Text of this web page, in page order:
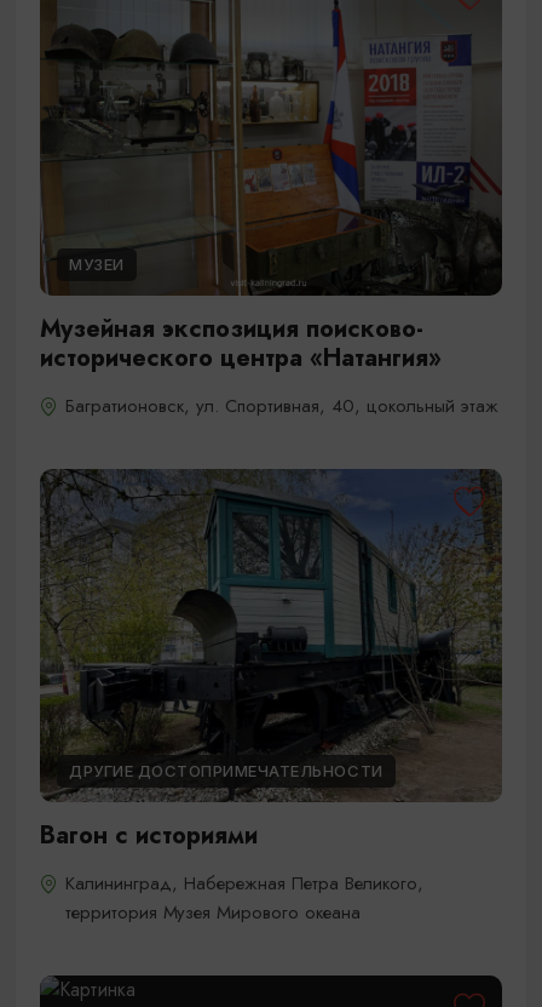
МУЗЕИ
Музейная экспозиция поисково-
исторического центра «Натангия»
Багратионовск, ул. Спортивная, 40, цокольный этаж
ДРУГИЕ ДОСТОПРИМЕЧАТЕЛЬНОСТИ
Вагон с историями
Калининград, Набережная Петра Великого,
территория Музея Мирового океана